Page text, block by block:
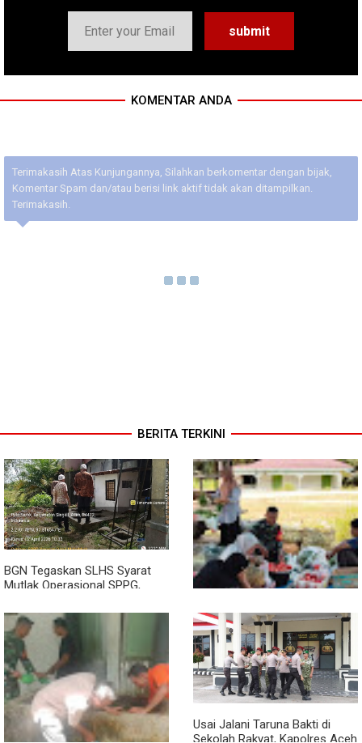
KOMENTAR ANDA
Terimakasih Atas Kunjungannya, Silahkan berkomentar dengan bijak,
Komentar Spam dan/atau berisi link aktif tidak akan ditampilkan.
Terimakasih.
BERITA TERKINI
BGN Tegaskan SLHS Syarat
Mutlak Operasional SPPG,
Aceh Singkil?
Babinsa Turun ke Pasar, Harga
dan Ketersediaan Sembako
Dipantau
Usai Jalani Taruna Bakti di
Sekolah Rakyat, Kapolres Aceh